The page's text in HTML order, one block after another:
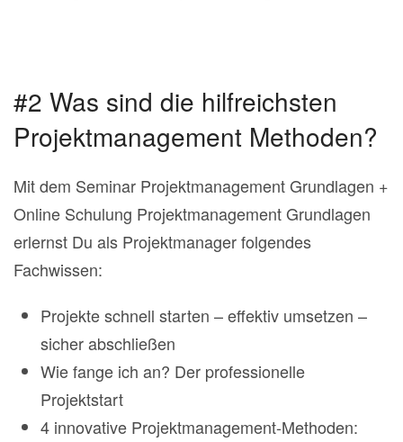
#2 Was sind die hilfreichsten
Projektmanagement Methoden?
Mit dem Seminar Projektmanagement Grundlagen +
Online Schulung Projektmanagement Grundlagen
erlernst Du als Projektmanager folgendes
Fachwissen:
Projekte schnell starten – effektiv umsetzen –
sicher abschließen
Wie fange ich an? Der professionelle
Projektstart
4 innovative Projektmanagement-Methoden: